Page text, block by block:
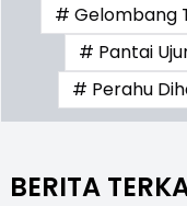
# Gelombang
# Pantai
# Perahu
BERITA